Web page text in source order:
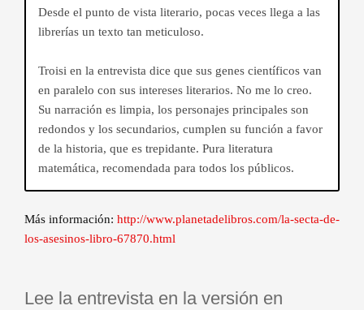
Desde el punto de vista literario, pocas veces llega a las
librerías un texto tan meticuloso.
Troisi en la entrevista dice que sus genes científicos van
en paralelo con sus intereses literarios. No me lo creo.
Su narración es limpia, los personajes principales son
redondos y los secundarios, cumplen su función a favor
de la historia, que es trepidante. Pura literatura
matemática, recomendada para todos los públicos.
Más información: http://www.planetadelibros.com/la-secta-de-
los-asesinos-libro-67870.html
Lee la entrevista en la versión en